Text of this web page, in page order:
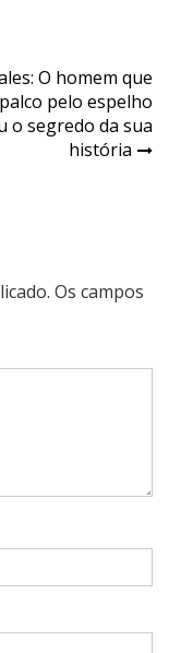
O homem que
pelo espelho
o segredo da sua
história
Os campos